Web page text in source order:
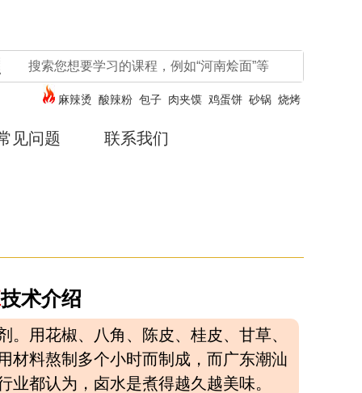
麻辣烫 酸辣粉 包子 肉夹馍 鸡蛋饼 砂锅 烧烤
见问题 联系我们
技术介绍
用花椒、八角、陈皮、桂皮、甘草、
材料熬制多个小时而制成，而广东潮汕
都认为，卤水是煮得越久越美味。